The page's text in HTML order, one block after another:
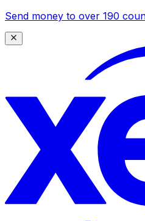
Send money to over 190